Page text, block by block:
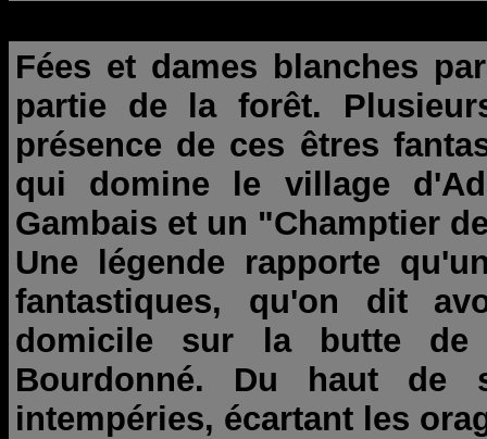
Fées et dames blanches
partie de la forêt.
présence de ces êtres
qui domine le village
Gambais et un "Champtier
Une légende rapporte
fantastiques, qu'on dit
domicile sur la butte
Bourdonné. Du haut de
intempéries, écartant les